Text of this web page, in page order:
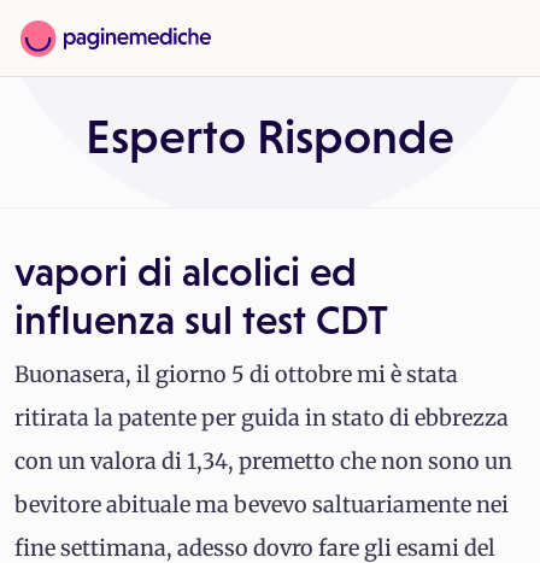
Esperto Risponde
vapori di alcolici ed
influenza sul test CDT
Buonasera, il giorno 5 di ottobre mi è stata
ritirata la patente per guida in stato di ebbrezza
con un valora di 1,34, premetto che non sono un
bevitore abituale ma bevevo saltuariamente nei
fine settimana, adesso dovro fare gli esami del